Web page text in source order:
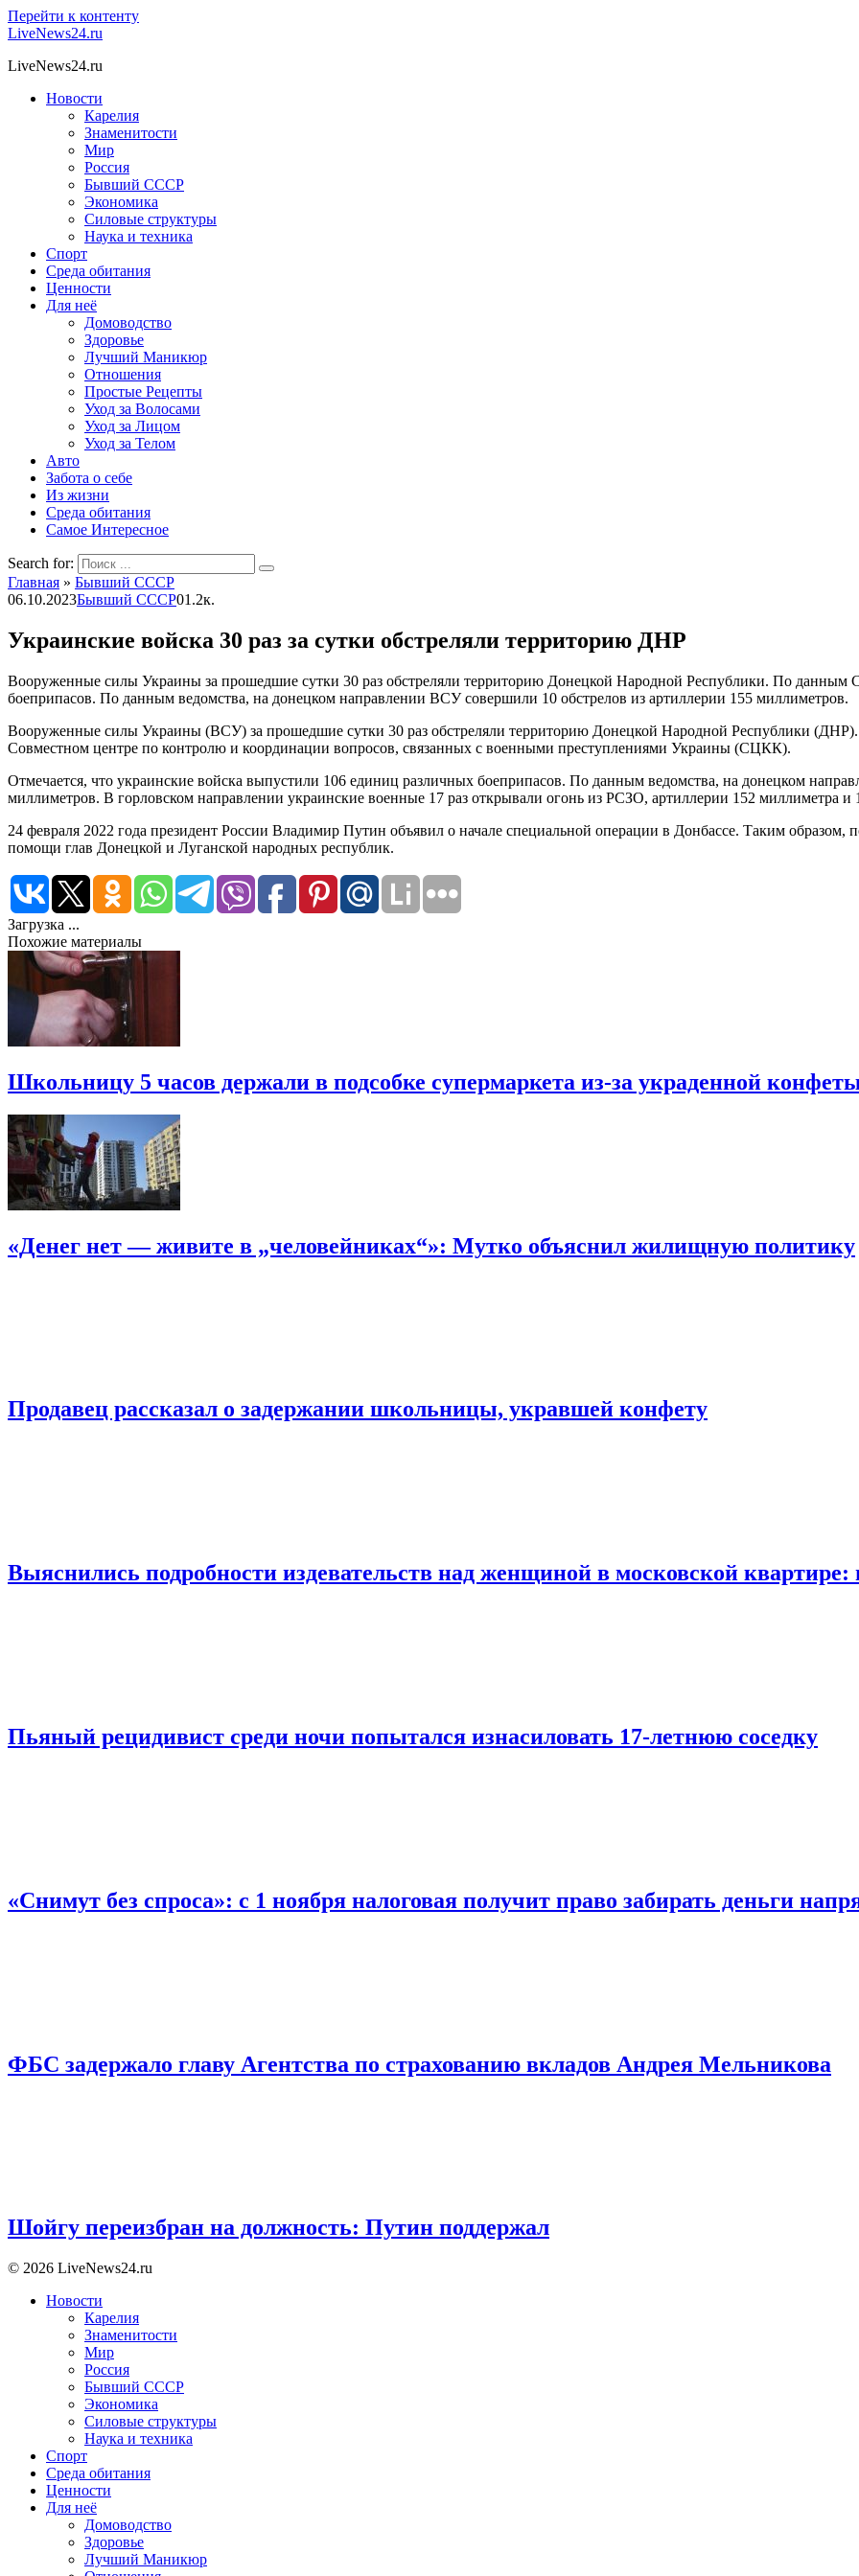
Перейти к контенту
LiveNews24.ru
LiveNews24.ru
Новости
Карелия
Знаменитости
Мир
Россия
Бывший СССР
Экономика
Силовые структуры
Наука и техника
Спорт
Среда обитания
Ценности
Для неё
Домоводство
Здоровье
Лучший Маникюр
Отношения
Простые Рецепты
Уход за Волосами
Уход за Лицом
Уход за Телом
Авто
Забота о себе
Из жизни
Среда обитания
Самое Интересное
Search for:
Главная » Бывший СССР
06.10.2023Бывший СССР01.2к.
Украинские войска 30 раз за сутки обстреляли территорию ДНР
Вооруженные силы Украины за прошедшие сутки 30 раз обстреляли территорию Донецкой Народной Республики. По
боеприпасов. По данным ведомства, на донецком направлении ВСУ совершили 10 обстрелов из артиллерии 155 миллиметров.
Вооруженные силы Украины (ВСУ) за прошедшие сутки 30 раз обстреляли территорию Донецкой Народной Республики (ДНР).
Совместном центре по контролю и координации вопросов, связанных с военными преступлениями Украины (СЦКК).
Отмечается, что украинские войска выпустили 106 единиц различных боеприпасов. По данным ведомства, на донецком
миллиметров. В горловском направлении украинские военные 17 раз открывали огонь из РСЗО, артиллерии 152 миллиметра и
24 февраля 2022 года президент России Владимир Путин объявил о начале специальной операции в Донбассе. Таким образом,
помощи глав Донецкой и Луганской народных республик.
Загрузка ...
Похожие материалы
Школьницу 5 часов держали в подсобке супермаркета из-за украденной
«Денег нет — живите в „человейниках“»: Мутко объяснил жилищную политику
Продавец рассказал о задержании школьницы, укравшей конфету
Выяснились подробности издевательств над женщиной в московской квартире:
Пьяный рецидивист среди ночи попытался изнасиловать 17-летнюю соседку
«Снимут без спроса»: с 1 ноября налоговая получит право забирать деньги
ФБС задержало главу Агентства по страхованию вкладов Андрея Мельникова
Шойгу переизбран на должность: Путин поддержал
© 2026 LiveNews24.ru
Новости
Карелия
Знаменитости
Мир
Россия
Бывший СССР
Экономика
Силовые структуры
Наука и техника
Спорт
Среда обитания
Ценности
Для неё
Домоводство
Здоровье
Лучший Маникюр